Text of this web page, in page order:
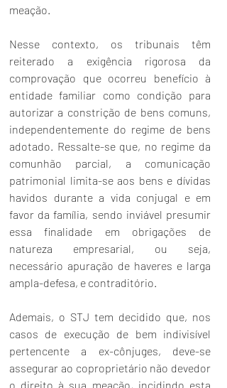
meação.
Nesse contexto, os tribunais têm
reiterado a exigência rigorosa da
comprovação que ocorreu benefício à
entidade familiar como condição para
autorizar a constrição de bens comuns,
independentemente do regime de bens
adotado. Ressalte-se que, no regime da
comunhão parcial, a comunicação
patrimonial limita-se aos bens e dívidas
havidos durante a vida conjugal e em
favor da família, sendo inviável presumir
essa finalidade em obrigações de
natureza empresarial, ou seja,
necessário apuração de haveres e larga
ampla-defesa, e contraditório.
Ademais, o STJ tem decidido que, nos
casos de execução de bem indivisível
pertencente a ex-cônjuges, deve-se
assegurar ao coproprietário não devedor
o direito à sua meação, incidindo esta